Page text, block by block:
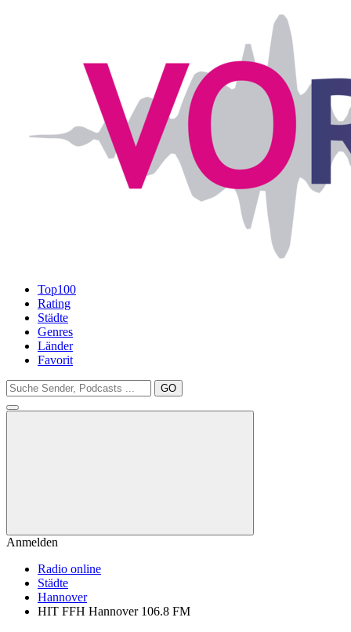
Top100
Rating
Städte
Genres
Länder
Favorit
GO
Anmelden
Radio online
Städte
Hannover
HIT FFH Hannover 106.8 FM